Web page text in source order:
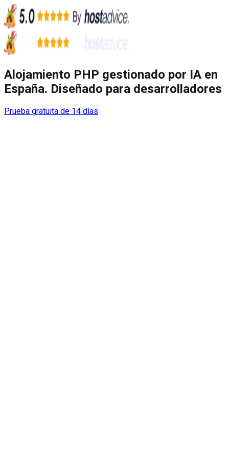
Alojamiento PHP gestionado por IA en
España. Diseñado para desarrolladores
Prueba gratuita de 14 días